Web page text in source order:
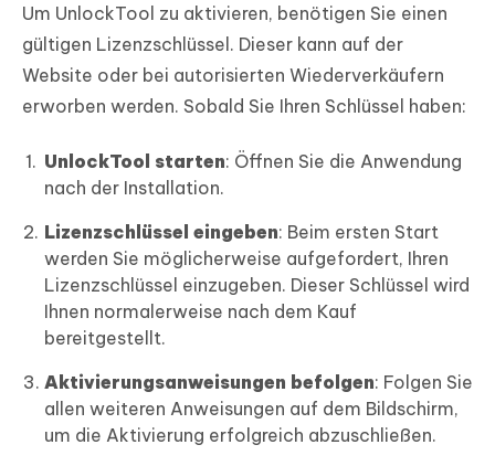
Um UnlockTool zu aktivieren, benötigen Sie einen
gültigen Lizenzschlüssel. Dieser kann auf der
Website oder bei autorisierten Wiederverkäufern
erworben werden. Sobald Sie Ihren Schlüssel haben:
UnlockTool starten: Öffnen Sie die Anwendung
nach der Installation.
Lizenzschlüssel eingeben: Beim ersten Start
werden Sie möglicherweise aufgefordert, Ihren
Lizenzschlüssel einzugeben. Dieser Schlüssel wird
Ihnen normalerweise nach dem Kauf
bereitgestellt.
Aktivierungsanweisungen befolgen: Folgen Sie
allen weiteren Anweisungen auf dem Bildschirm,
um die Aktivierung erfolgreich abzuschließen.